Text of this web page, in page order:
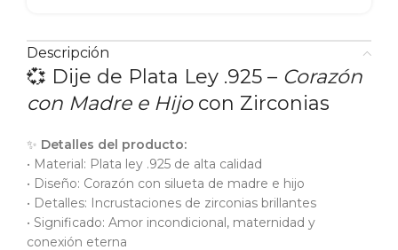
Descripción
💞 Dije de Plata Ley .925 – Corazón
con Madre e Hijocon Zirconias
✨ Detalles del producto:
• Material: Plata ley .925 de alta calidad
• Diseño: Corazón con silueta de madre e hijo
• Detalles: Incrustaciones de zirconias brillantes
• Significado: Amor incondicional, maternidad y
conexión eterna